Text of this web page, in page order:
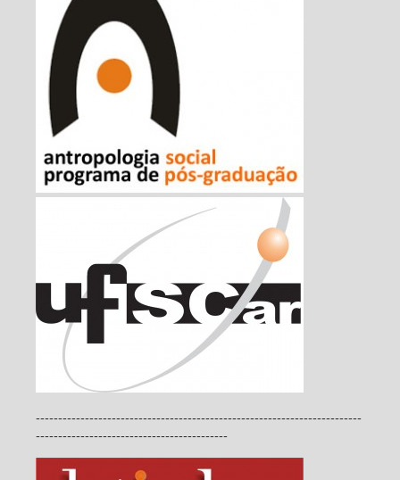
-------------------------------------------------------------------------
-------------------------------------------